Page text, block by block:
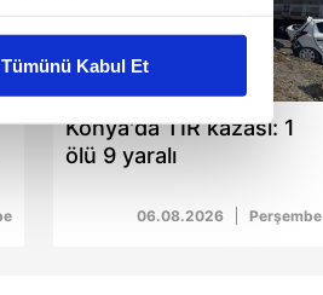
kullanılmaktadır. Bu
ve sizlere yönelik
Tümünü Kabul Et
01:22
Konya'da TIR kazası: 1
ölü 9 yaralı
06.08.2026 Perşembe